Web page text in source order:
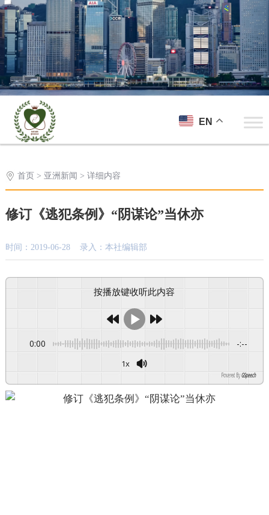
EN
首页 > 亚洲新闻 > 详细内容
修订《逃犯条例》“阴谋论”当休亦
时间：2019-06-28 录入：本社编辑部
按播放键收听此内容
0:00 -:--
1x
Powered By GSpeech